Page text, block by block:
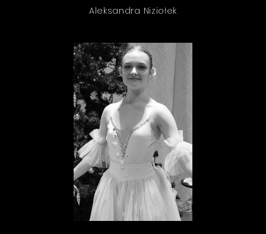
Aleksandra Niziołek